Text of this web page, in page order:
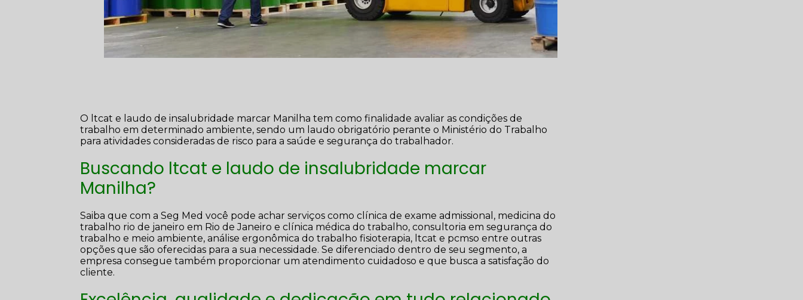
O ltcat e laudo de insalubridade marcar Manilha tem como finalidade avaliar as condições de
trabalho em determinado ambiente, sendo um laudo obrigatório perante o Ministério do Trabalho
para atividades consideradas de risco para a saúde e segurança do trabalhador.
Buscando ltcat e laudo de insalubridade marcar
Manilha?
Saiba que com a Seg Med você pode achar serviços como clínica de exame admissional, medicina do
trabalho rio de janeiro em Rio de Janeiro e clínica médica do trabalho, consultoria em segurança do
trabalho e meio ambiente, análise ergonômica do trabalho fisioterapia, ltcat e pcmso entre outras
opções que são oferecidas para a sua necessidade. Se diferenciado dentro de seu segmento, a
empresa consegue também proporcionar um atendimento cuidadoso e que busca a satisfação do
cliente.